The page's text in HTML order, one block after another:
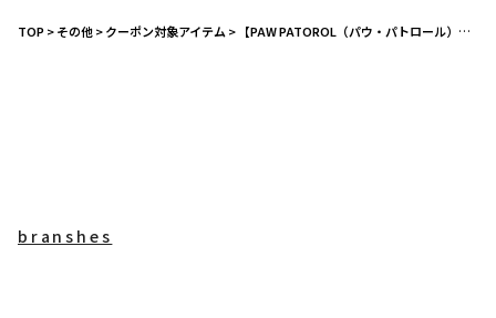
TOP>その他>クーポン対象アイテム > 【PAW PATOROL（パウ・パトロール）】キャラクタープリント半袖Tシャツ
branshes